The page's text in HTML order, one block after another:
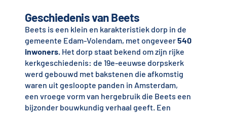
Geschiedenis van Beets
Beets is een klein en karakteristiek dorp in de
gemeente Edam-Volendam, met ongeveer540
inwoners. Het dorp staat bekend om zijn rijke
kerkgeschiedenis: de 19e-eeuwse dorpskerk
werd gebouwd met bakstenen die afkomstig
waren uit gesloopte panden in Amsterdam,
een vroege vorm van hergebruik die Beets een
bijzonder bouwkundig verhaal geeft. Een